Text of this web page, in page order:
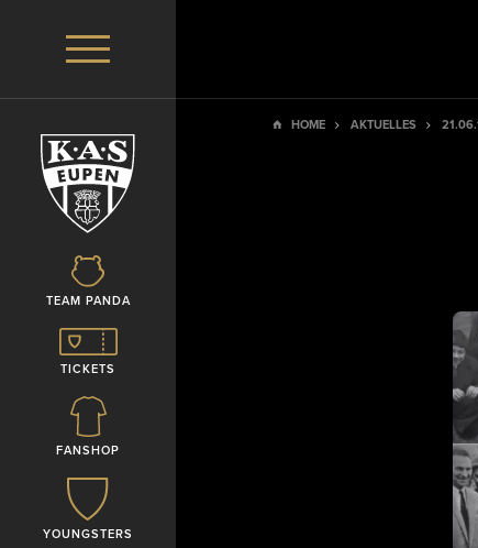
TEAM PANDA
TICKETS
FANSHOP
YOUNGSTERS
HOME AKTUELLES